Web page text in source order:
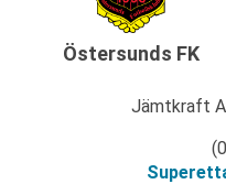
Östersunds FK
Jämtkraft